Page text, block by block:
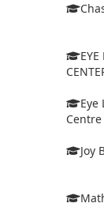
Eye
Centre
Joy